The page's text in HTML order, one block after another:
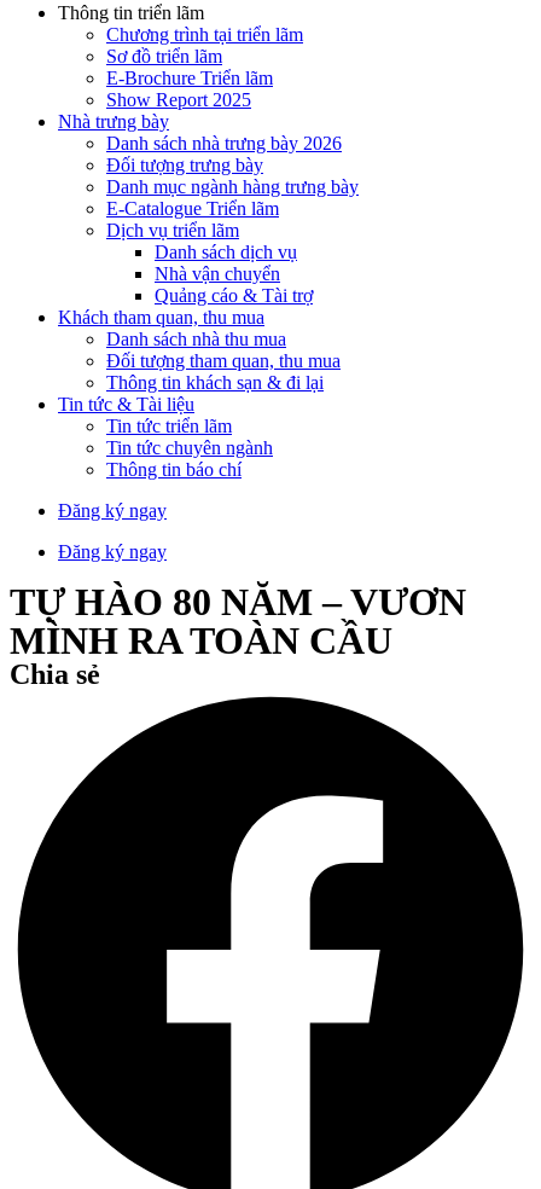
Thông tin triển lãm
Chương trình tại triển lãm
Sơ đồ triển lãm
E-Brochure Triển lãm
Show Report 2025
Nhà trưng bày
Danh sách nhà trưng bày 2026
Đối tượng trưng bày
Danh mục ngành hàng trưng bày
E-Catalogue Triển lãm
Dịch vụ triển lãm
Danh sách dịch vụ
Nhà vận chuyển
Quảng cáo & Tài trợ
Khách tham quan, thu mua
Danh sách nhà thu mua
Đối tượng tham quan, thu mua
Thông tin khách sạn & đi lại
Tin tức & Tài liệu
Tin tức triển lãm
Tin tức chuyên ngành
Thông tin báo chí
Đăng ký ngay
Đăng ký ngay
TỰ HÀO 80 NĂM – VƯƠN
MÌNH RA TOÀN CẦU
Chia sẻ